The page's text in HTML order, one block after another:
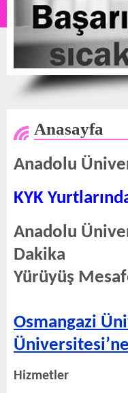
Anasayfa
Anadolu
KYK
Anadolu
Dakika
Yürüyüş
Osmangazi
Hizmetler